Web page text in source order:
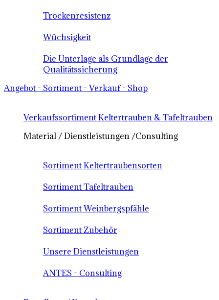
Trockenresistenz
Wüchsigkeit
Die Unterlage als Grundlage der
Qualitätssicherung
Angebot - Sortiment - Verkauf - Shop
Verkaufssortiment Keltertrauben & Tafeltrauben
Material / Dienstleistungen /Consulting
Sortiment Keltertraubensorten
Sortiment Tafeltrauben
Sortiment Weinbergspfähle
Sortiment Zubehör
Unsere Dienstleistungen
ANTES - Consulting